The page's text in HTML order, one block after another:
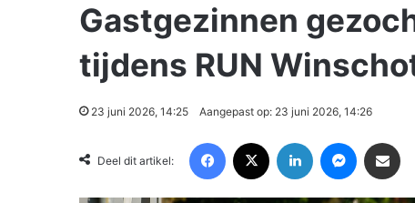
Gastgezinnen
tijdens RUN
23 juni 2026, 14:25 Aangepast op: 23 juni 2026, 14:26
Deel dit artikel: